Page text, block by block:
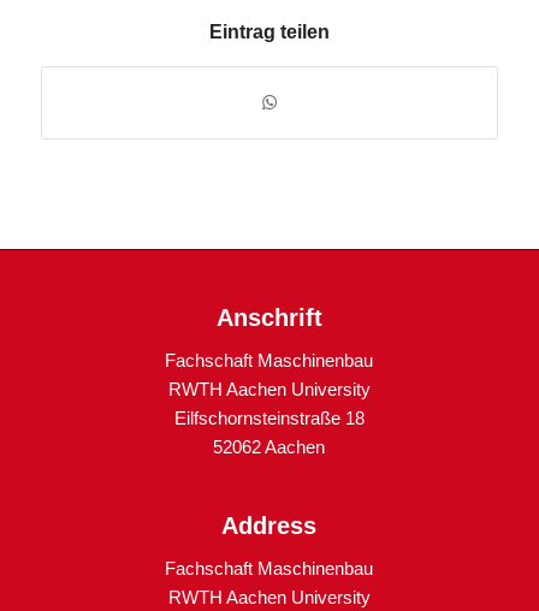
Eintrag teilen
Anschrift
Fachschaft Maschinenbau
RWTH Aachen University
Eilfschornsteinstraße 18
52062 Aachen
Address
Fachschaft Maschinenbau
RWTH Aachen University